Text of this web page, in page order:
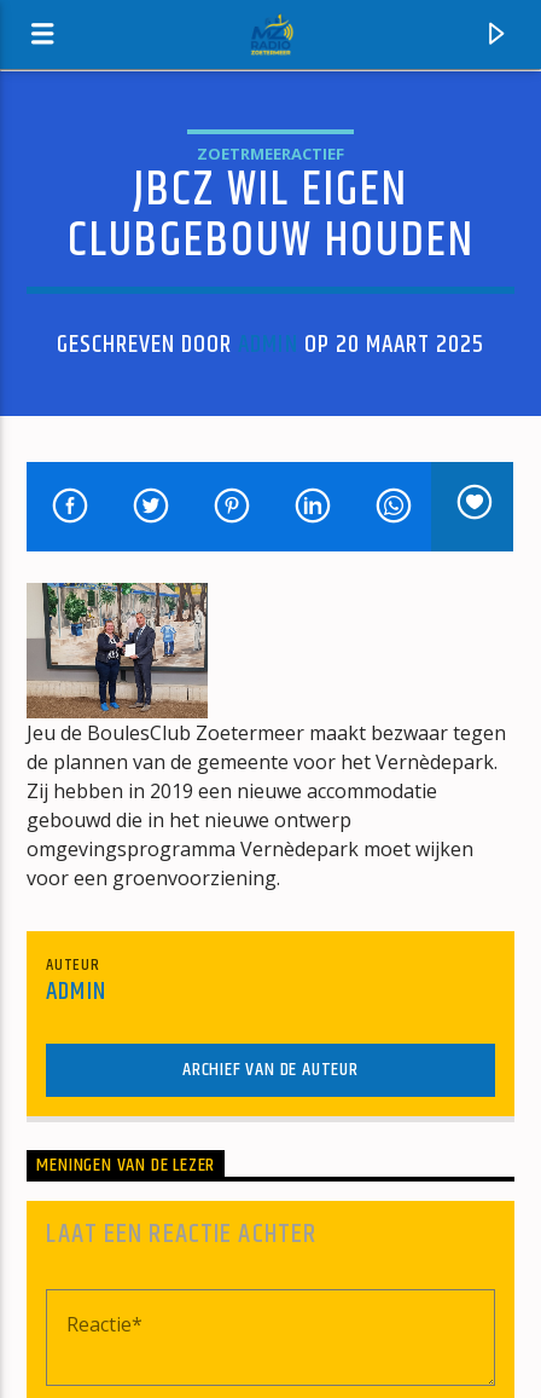
MZ-RADIO
HUIDIG NUMMER
GET UP! (BEFORE THE NIGHT IS OVER)
TECHNOTRONIC
mz-radio
ZOETRMEERACTIEF
JBCZ WIL EIGEN
CLUBGEBOUW HOUDEN
GESCHREVEN DOOR ADMIN OP 20 MAART 2025
Jeu de BoulesClub Zoetermeer maakt bezwaar tegen
de plannen van de gemeente voor het Vernèdepark.
Zij hebben in 2019 een nieuwe accommodatie
gebouwd die in het nieuwe ontwerp
omgevingsprogramma Vernèdepark moet wijken
voor een groenvoorziening.
AUTEUR
ADMIN
ARCHIEF VAN DE AUTEUR
MENINGEN VAN DE LEZER
LAAT EEN REACTIE ACHTER